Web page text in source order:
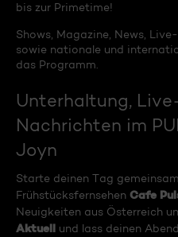
bis zur Primetime!
Shows, Magazine, News,
sowie nationale und
das Programm.
Unterhaltung,
Nachrichten im
Joyn
Starte deinen Tag
Frühstücksfernsehen Cafe
Neuigkeiten aus Österreich
Aktuell und lass deinen